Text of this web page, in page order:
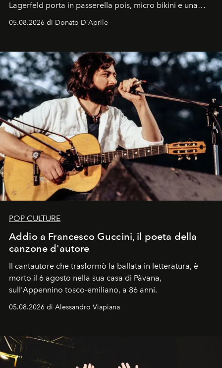
Lagerfeld porta in passerella pois, micro bikini e una
logomania pensata per la spiaggia
Kate, Claudia e Carla una dietro l'altra. Trent'anni dopo,
uno dei documenti più contemporanei che abbiamo.
05.08.2026 di Donato D'Aprile
POP CULTURE
Addio a Francesco Guccini, il poeta della
canzone d'autore
Il cantautore che trasformò la ballata in letteratura, è
morto il 6 agosto nella sua casa di Pàvana,
sull'Appennino tosco-emiliano, a 86 anni.
05.08.2026 di Alessandro Viapiana